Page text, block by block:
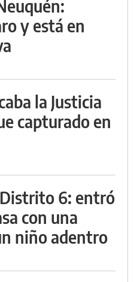
y está en
la Justicia
capturado en
6: entró
con una
niño adentro